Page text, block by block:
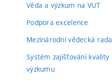
Věda a výzkum na VUT
Podpora excelence
Mezinárodní vědecká rada
Systém zajišťování kvality
výzkumu